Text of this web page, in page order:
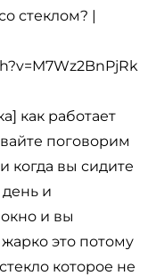
стеклом? |
как работает
поговорим
когда вы сидите
и
и вы
это потому
которое не